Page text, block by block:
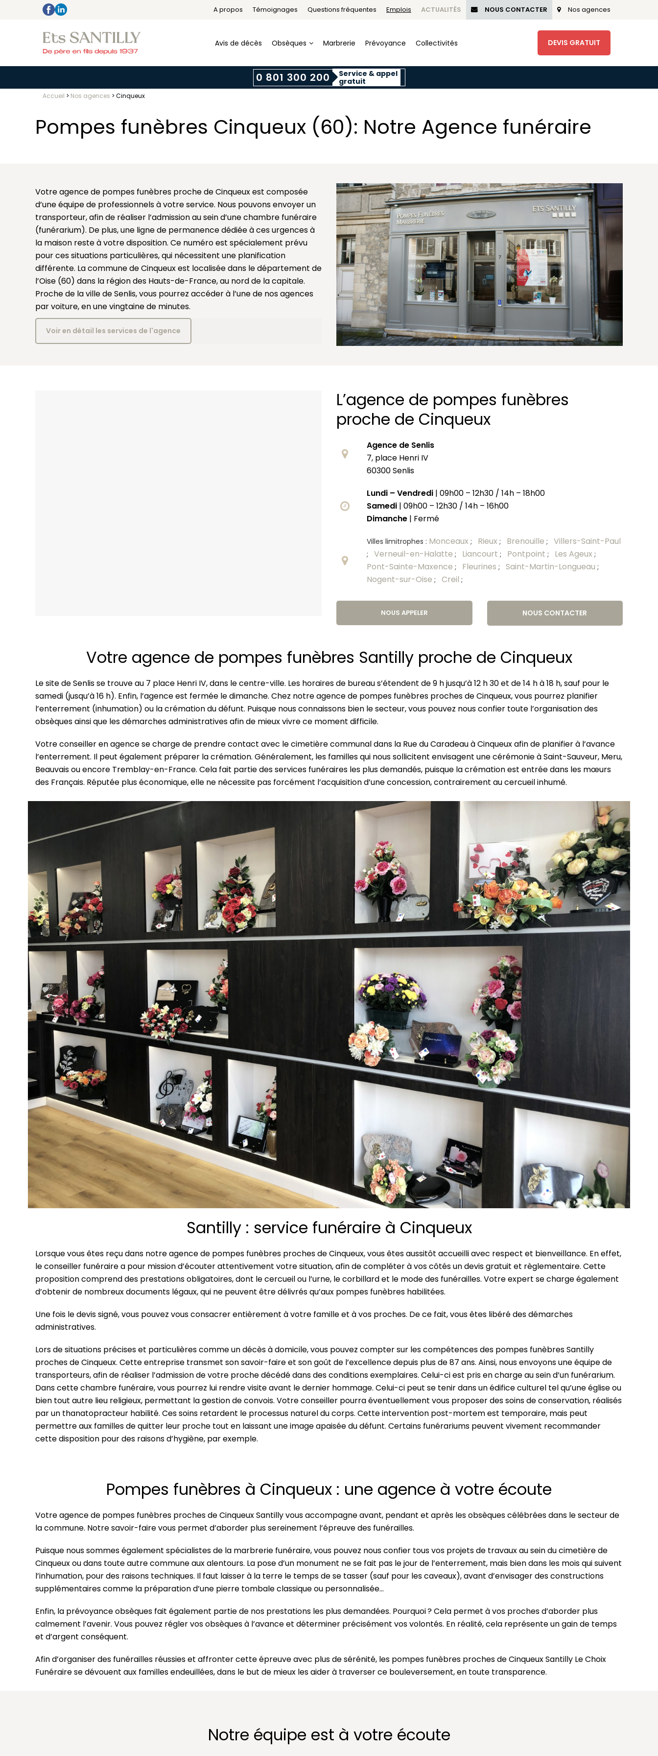
A propos Témoignages Questions fréquentes Emplois ACTUALITÉS NOUS CONTACTER Nos agences
Avis de décès Obsèques Marbrerie Prévoyance Collectivités DEVIS GRATUIT
0 801 300 200
Service & appel
gratuit
Accueil > Nos agences > Cinqueux
Pompes funèbres Cinqueux (60): Notre Agence funéraire
Votre agence de pompes funèbres proche de Cinqueux est composée
d’une équipe de professionnels à votre service. Nous pouvons envoyer un
transporteur, afin de réaliser l’admission au sein d’une chambre funéraire
(funérarium). De plus, une ligne de permanence dédiée à ces urgences à
la maison reste à votre disposition. Ce numéro est spécialement prévu
pour ces situations particulières, qui nécessitent une planification
différente. La commune de Cinqueux est localisée dans le département de
l’Oise (60) dans la région des Hauts-de-France, au nord de la capitale.
Proche de la ville de Senlis, vous pourrez accéder à l’une de nos agences
par voiture, en une vingtaine de minutes.
Voir en détail les services de l'agence
L’agence de pompes funèbres
proche de Cinqueux
Agence de Senlis
7, place Henri IV
60300 Senlis
Lundi – Vendredi| 09h00 – 12h30 / 14h – 18h00
Samedi| 09h00 – 12h30 / 14h – 16h00
Dimanche| Fermé
Villes limitrophes : Monceaux ; Rieux ; Brenouille ; Villers-Saint-Paul
; Verneuil-en-Halatte ; Liancourt ; Pontpoint ; Les Ageux ;
Pont-Sainte-Maxence ; Fleurines ; Saint-Martin-Longueau ;
Nogent-sur-Oise ; Creil ;
NOUS APPELER NOUS CONTACTER
Votre agence de pompes funèbres Santilly proche de Cinqueux
Le site de Senlis se trouve au 7 place Henri IV, dans le centre-ville. Les horaires de bureau s’étendent de 9 h jusqu’à 12 h 30 et de 14 h à 18 h, sauf pour le
samedi (jusqu’à 16 h). Enfin, l’agence est fermée le dimanche. Chez notre agence de pompes funèbres proches de Cinqueux, vous pourrez planifier
l’enterrement (inhumation) ou la crémation du défunt. Puisque nous connaissons bien le secteur, vous pouvez nous confier toute l’organisation des
obsèques ainsi que les démarches administratives afin de mieux vivre ce moment difficile.
Votre conseiller en agence se charge de prendre contact avec le cimetière communal dans la Rue du Caradeau à Cinqueux afin de planifier à l’avance
l’enterrement. Il peut également préparer la crémation. Généralement, les familles qui nous sollicitent envisagent une cérémonie à Saint-Sauveur, Meru,
Beauvais ou encore Tremblay-en-France. Cela fait partie des services funéraires les plus demandés, puisque la crémation est entrée dans les mœurs
des Français. Réputée plus économique, elle ne nécessite pas forcément l’acquisition d’une concession, contrairement au cercueil inhumé.
Santilly : service funéraire à Cinqueux
Lorsque vous êtes reçu dans notre agence de pompes funèbres proches de Cinqueux, vous êtes aussitôt accueilli avec respect et bienveillance. En effet,
le conseiller funéraire a pour mission d’écouter attentivement votre situation, afin de compléter à vos côtés un devis gratuit et règlementaire. Cette
proposition comprend des prestations obligatoires, dont le cercueil ou l’urne, le corbillard et le mode des funérailles. Votre expert se charge également
d’obtenir de nombreux documents légaux, qui ne peuvent être délivrés qu’aux pompes funèbres habilitées.
Une fois le devis signé, vous pouvez vous consacrer entièrement à votre famille et à vos proches. De ce fait, vous êtes libéré des démarches
administratives.
Lors de situations précises et particulières comme un décès à domicile, vous pouvez compter sur les compétences des pompes funèbres Santilly
proches de Cinqueux. Cette entreprise transmet son savoir-faire et son goût de l’excellence depuis plus de 87 ans. Ainsi, nous envoyons une équipe de
transporteurs, afin de réaliser l’admission de votre proche décédé dans des conditions exemplaires. Celui-ci est pris en charge au sein d’un funérarium.
Dans cette chambre funéraire, vous pourrez lui rendre visite avant le dernier hommage. Celui-ci peut se tenir dans un édifice culturel tel qu’une église ou
bien tout autre lieu religieux, permettant la gestion de convois. Votre conseiller pourra éventuellement vous proposer des soins de conservation, réalisés
par un thanatopracteur habilité. Ces soins retardent le processus naturel du corps. Cette intervention post-mortem est temporaire, mais peut
permettre aux familles de quitter leur proche tout en laissant une image apaisée du défunt. Certains funérariums peuvent vivement recommander
cette disposition pour des raisons d’hygiène, par exemple.
Pompes funèbres à Cinqueux : une agence à votre écoute
Votre agence de pompes funèbres proches de Cinqueux Santilly vous accompagne avant, pendant et après les obsèques célébrées dans le secteur de
la commune. Notre savoir-faire vous permet d’aborder plus sereinement l’épreuve des funérailles.
Puisque nous sommes également spécialistes de la marbrerie funéraire, vous pouvez nous confier tous vos projets de travaux au sein du cimetière de
Cinqueux ou dans toute autre commune aux alentours. La pose d’un monument ne se fait pas le jour de l’enterrement, mais bien dans les mois qui suivent
l’inhumation, pour des raisons techniques. Il faut laisser à la terre le temps de se tasser (sauf pour les caveaux), avant d’envisager des constructions
supplémentaires comme la préparation d’une pierre tombale classique ou personnalisée…
Enfin, la prévoyance obsèques fait également partie de nos prestations les plus demandées. Pourquoi ? Cela permet à vos proches d’aborder plus
calmement l’avenir. Vous pouvez régler vos obsèques à l’avance et déterminer précisément vos volontés. En réalité, cela représente un gain de temps
et d’argent conséquent.
Afin d’organiser des funérailles réussies et affronter cette épreuve avec plus de sérénité, les pompes funèbres proches de Cinqueux Santilly Le Choix
Funéraire se dévouent aux familles endeuillées, dans le but de mieux les aider à traverser ce bouleversement, en toute transparence.
Notre équipe est à votre écoute